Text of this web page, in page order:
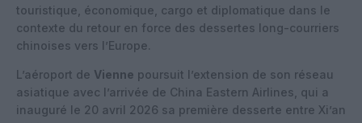
touristique, économique, cargo et diplomatique dans le
contexte du retour en force des dessertes long-courriers
chinoises vers l’Europe.
L’aéroport de Vienne poursuit l’extension de son réseau
asiatique avec l’arrivée de China Eastern Airlines, qui a
inauguré le 20 avril 2026 sa première desserte entre Xi’an